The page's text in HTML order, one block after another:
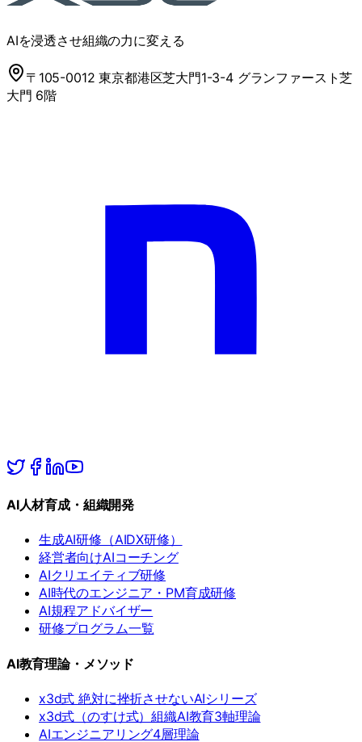
AIを浸透させ組織の力に変える
〒105-0012 東京都港区芝大門1-3-4 グランファースト芝
大門 6階
AI人材育成・組織開発
生成AI研修（AIDX研修）
経営者向けAIコーチング
AIクリエイティブ研修
AI時代のエンジニア・PM育成研修
AI規程アドバイザー
研修プログラム一覧
AI教育理論・メソッド
x3d式 絶対に挫折させないAIシリーズ
x3d式（のすけ式）組織AI教育3軸理論
AIエンジニアリング4層理論